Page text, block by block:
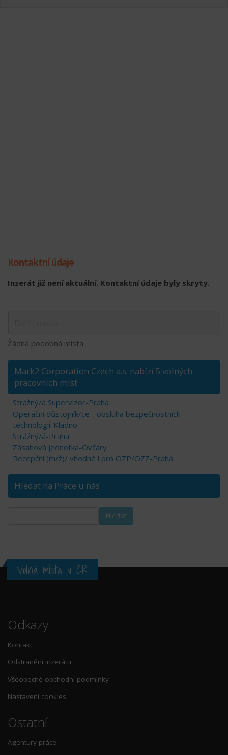
Kontaktní údaje
Inzerát již není aktuální. Kontaktní údaje byly skryty.
Žádná podobná místa
Mark2 Corporation Czech a.s. nabízí 5 volných
pracovních míst
Strážný/á Supervizor-Praha
Operační důstojník/ce - obsluha bezpečnostních
technologií-Kladno
Strážný/á-Praha
Zásahová jednotka-Ovčáry
Recepční (m/ž)/ vhodné i pro OZP/OZZ-Praha
Hledat na Práce u nás
Volná místa v ČR
Odkazy
Kontakt
Odstranění inzerátu
Všeobecné obchodní podmínky
Nastavení cookies
Ostatní
Agentury práce